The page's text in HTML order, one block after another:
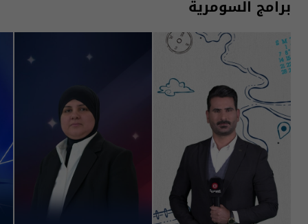
برامج السومرية